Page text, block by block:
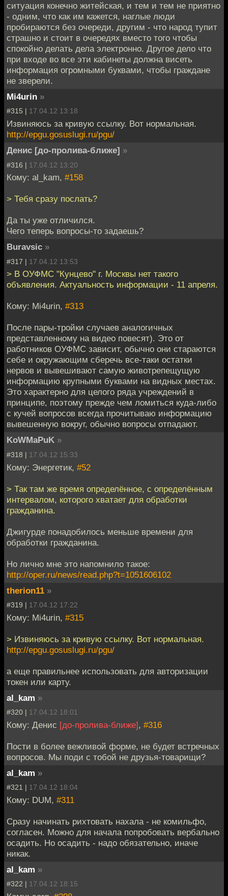
ситуация конечно житейская, и тем и тем не приятно
- одним, что как им кажется, наглые люди
пробираются без очереди, другим - что народ тупит
страшно и стоит в очередях вместо того чтобы
спокойно делать дела электронно. Другое дело что
при входе во все эти кабинеты должна висеть
информация огромными буквами, чтобы граждане
не зверели.
Mi4urin »
#315 | 17.04.12 13:18
Извиняюсь за кривую ссылку. Вот нормальная.
http://epgu.gosuslugi.ru/pgu/
Денис [до-пролива-ближе] »
#316 | 17.04.12 13:20
Кому: al_kam, #158
> Тебя сразу послать?
Да ты уже отличился.
Чего теперь вопросы-то задаешь?
Buravsic »
#317 | 17.04.12 13:53
> В ОУФМС "Кунцево" г. Москвы нет такого
объявления. Актуальность информации - 11 апреля.
Кому: Mi4urin, #313
После пары-тройки случаев аналогичных
представленному на видео повесят). Это от
работников ОУФМС зависит, обычно они стараются
себе и окружающим сберечь все-таки остатки
нервов и вывешивают самую животрепещущую
информацию крупными буквами на видных местах.
Это характерно для целого ряда учреждений в
принципе, поэтому прежде чем ломиться куда-либо
с кучей вопросов всегда прочитываю информацию
вывешенную вокруг, обычно вопросы отпадают.
KoWMaPuK »
#318 | 17.04.12 15:33
Кому: Энергетик, #52
> Так там же время определённое, с определённым
интервалом, которого хватает для обработки
гражданина.
Джигурде понадобилось меньше времени для
обработки гражданина.
Но лично мне это напомнило такое:
http://oper.ru/news/read.php?t=1051606102
therion11 »
#319 | 17.04.12 17:22
Кому: Mi4urin, #315
> Извиняюсь за кривую ссылку. Вот нормальная.
http://epgu.gosuslugi.ru/pgu/
а еще правильнее использовать для авторизации
токен или карту.
al_kam »
#320 | 17.04.12 18:01
Кому: Денис [до-пролива-ближе], #316
Пости в более вежливой форме, не будет встречных
вопросов. Мы поди с тобой не друзья-товарищи?
al_kam »
#321 | 17.04.12 18:04
Кому: DUM, #311
Сразу начинать рихтовать нахала - не комильфо,
согласен. Можно для начала попробовать вербально
осадить. Но осадить - надо обязательно, иначе
никак.
al_kam »
#322 | 17.04.12 18:15